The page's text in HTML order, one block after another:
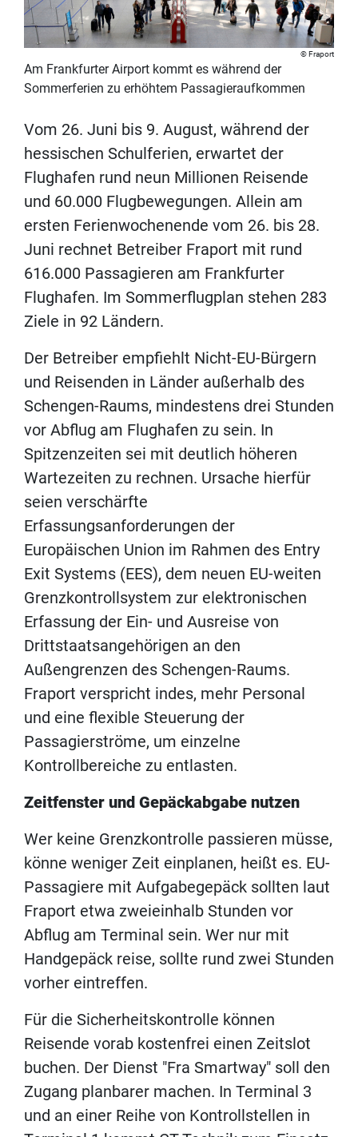
Fraport
Am Frankfurter Airport kommt es während der
Sommerferien zu erhöhtem Passagieraufkommen
Vom 26. Juni bis 9. August, während der
hessischen Schulferien, erwartet der
Flughafen rund neun Millionen Reisende
und 60.000 Flugbewegungen. Allein am
ersten Ferienwochenende vom 26. bis 28.
Juni rechnet Betreiber Fraport mit rund
616.000 Passagieren am Frankfurter
Flughafen. Im Sommerflugplan stehen 283
Ziele in 92 Ländern.
Der Betreiber empfiehlt Nicht-EU-Bürgern
und Reisenden in Länder außerhalb des
Schengen-Raums, mindestens drei Stunden
vor Abflug am Flughafen zu sein. In
Spitzenzeiten sei mit deutlich höheren
Wartezeiten zu rechnen. Ursache hierfür
seien verschärfte
Erfassungsanforderungen der
Europäischen Union im Rahmen des Entry
Exit Systems (EES), dem neuen EU-weiten
Grenzkontrollsystem zur elektronischen
Erfassung der Ein- und Ausreise von
Drittstaatsangehörigen an den
Außengrenzen des Schengen-Raums.
Fraport verspricht indes, mehr Personal
und eine flexible Steuerung der
Passagierströme, um einzelne
Kontrollbereiche zu entlasten.
Zeitfenster und Gepäckabgabe nutzen
Wer keine Grenzkontrolle passieren müsse,
könne weniger Zeit einplanen, heißt es. EU-
Passagiere mit Aufgabegepäck sollten laut
Fraport etwa zweieinhalb Stunden vor
Abflug am Terminal sein. Wer nur mit
Handgepäck reise, sollte rund zwei Stunden
vorher eintreffen.
Für die Sicherheitskontrolle können
Reisende vorab kostenfrei einen Zeitslot
buchen. Der Dienst "Fra Smartway" soll den
Zugang planbarer machen. In Terminal 3
und an einer Reihe von Kontrollstellen in